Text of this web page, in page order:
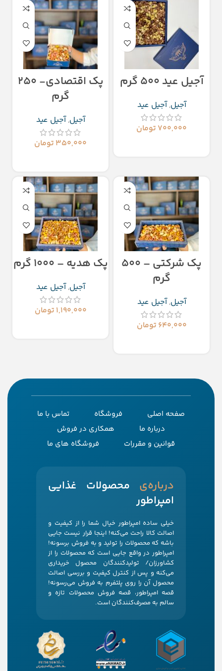
آجیل عید ۵۰۰ گرم
آجیل,آجیل عید
۷۰۰,۰۰۰ تومان
پک اقتصادی- 250
گرم
آجیل,آجیل عید
۳۵۰,۰۰۰ تومان
پک شرکتی – 500
گرم
آجیل,آجیل عید
۶۴۰,۰۰۰ تومان
پک هدیه – 1000 گرم
آجیل,آجیل عید
۱,۱۹۰,۰۰۰ تومان
صفحه اصلی فروشگاه
تماس با ما
درباره ما
همکاری در فروش
قوانین و مقررات
فروشگاه های ما
‌درباره‌ی
محصولات غذایی
امپراطور
خیلی ساده امپراطور خیال شما را از کیفیت و
اصالت کالا راحت می‌کنه! اینجا قرار نیست جایی
باشه که محصولات را تولید و به فروش برسونه!
امپراطور در واقع جایی است که محصولات را از
کشاورزان/ تولیدکنندگان محصول خریداری
می‌کنه و پس از کنترل کیفیت و بررسی اصالت
محصول آن را روی پلتفرم به فروش می‌رسونه!
قصه امپراطور، قصه فروش محصولات تازه و
سالم به مصرف‌کنندگان است.